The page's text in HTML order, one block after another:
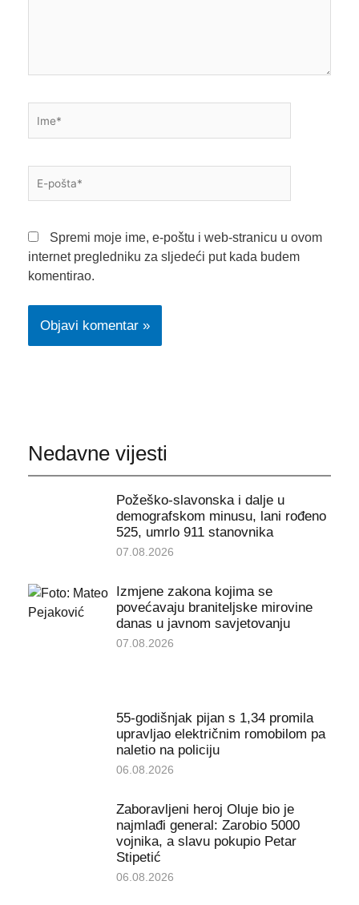
pošta*
Spremi moje ime, e-poštu i web-stranicu u ovom
internet pregledniku za sljedeći put kada budem
komentirao.
Nedavne vijesti
Požeško-slavonska i dalje u
demografskom minusu, lani rođeno
525, umrlo 911 stanovnika
07.08.2026
Izmjene zakona kojima se
povećavaju braniteljske mirovine
danas u javnom savjetovanju
07.08.2026
55-godišnjak pijan s 1,34 promila
upravljao električnim romobilom pa
naletio na policiju
06.08.2026
Zaboravljeni heroj Oluje bio je
najmlađi general: Zarobio 5000
vojnika, a slavu pokupio Petar
Stipetić
06.08.2026